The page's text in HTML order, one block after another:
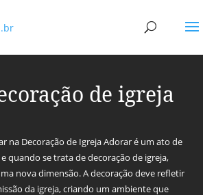
de igreja
na Decoração de Igreja Adorar é um ato de
quando se trata de decoração de igreja,
nova dimensão. A decoração deve refletir
da igreja, criando um ambiente que